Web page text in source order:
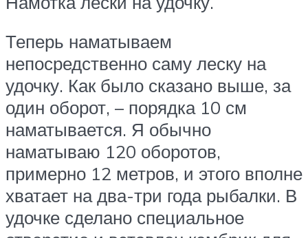
Теперь наматываем
непосредственно саму леску на
удочку. Как было сказано выше, за
один оборот, – порядка 10 см
наматывается. Я обычно
наматываю 120 оборотов,
примерно 12 метров, и этого вполне
хватает на два-три года рыбалки. В
удочке сделано специальное